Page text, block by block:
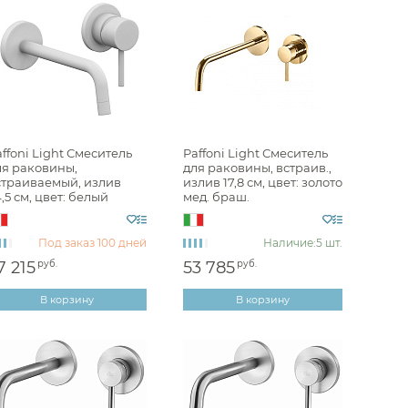
Bongio
Bossini
Burlington
Cezares
Cisal
Devon&Devon
Dornbracht
Fantini
Fima Carlo Frattini
Geberit
Gessi
Light Смеситель
раковины,
излив
см, цвет: белый
LIG007BO70
Под заказ 100 дней
215 руб.
В корзину
Paffoni Light Смеситель
для раковины, встраив.,
излив 17,8 см, цвет: золото
мед. браш.
LIG006HGSP70
Наличие:5 шт.
53 785 руб.
В корзину